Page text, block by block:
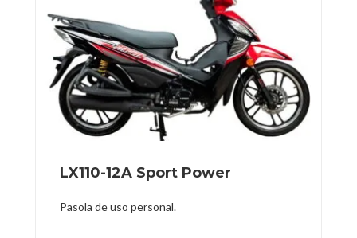
LX110-12A Sport Power
Pasola de uso personal.